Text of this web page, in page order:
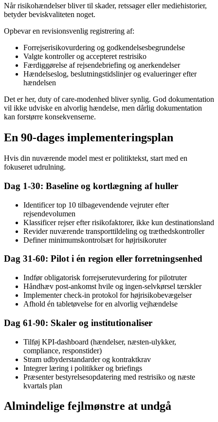
Når risikohændelser bliver til skader, retssager eller mediehistorier,
betyder beviskvaliteten noget.
Opbevar en revisionsvenlig registrering af:
Forrejserisikovurdering og godkendelsesbegrundelse
Valgte kontroller og accepteret restrisiko
Færdiggørelse af rejsendebriefing og anerkendelser
Hændelseslog, beslutningstidslinjer og evalueringer efter
hændelsen
Det er her, duty of care-modenhed bliver synlig. God dokumentation
vil ikke udviske en alvorlig hændelse, men dårlig dokumentation
kan forstørre konsekvenserne.
En 90-dages implementeringsplan
Hvis din nuværende model mest er politiktekst, start med en
fokuseret udrulning.
Dag 1-30: Baseline og kortlægning af huller
Identificer top 10 tilbagevendende vejruter efter
rejsendevolumen
Klassificer rejser efter risikofaktorer, ikke kun destinationsland
Revider nuværende transporttildeling og træthedskontroller
Definer minimumskontrolsæt for højrisikoruter
Dag 31-60: Pilot i én region eller forretningsenhed
Indfør obligatorisk forrejserutevurdering for pilotruter
Håndhæv post-ankomst hvile og ingen-selvkørsel tærskler
Implementer check-in protokol for højrisikobevægelser
Afhold én tabletøvelse for en alvorlig vejhændelse
Dag 61-90: Skaler og institutionaliser
Tilføj KPI-dashboard (hændelser, næsten-ulykker,
compliance, responstider)
Stram udbyderstandarder og kontraktkrav
Integrer læring i politikker og briefings
Præsenter bestyrelsesopdatering med restrisiko og næste
kvartals plan
Almindelige fejlmønstre at undgå